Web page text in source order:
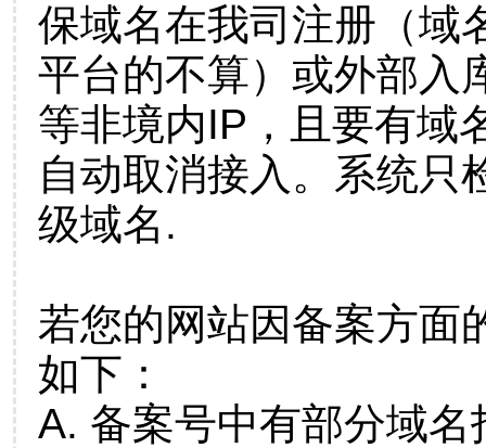
保域名在我司注册（域
平台的不算）或外部入
等非境内IP，且要有域
自动取消接入。系统只
级域名.
若您的网站因备案方面
如下：
A. 备案号中有部分域